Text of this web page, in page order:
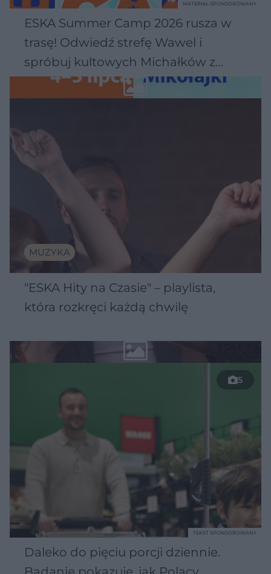
ESKA Summer Camp 2026 rusza w
trasę! Odwiedź strefę Wawel i
spróbuj kultowych Michałków z
Wawelu
MATERIAŁ SPONSOROWANY
MUZYKA
"ESKA Hity na Czasie" – playlista,
która rozkręci każdą chwilę
5
Daleko do pięciu porcji dziennie.
TEKST SPONSOROWANY